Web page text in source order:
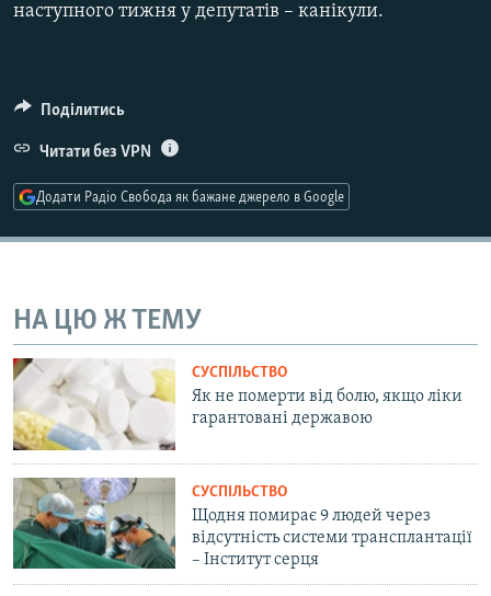
наступного тижня у депутатів – канікули.
Поділитись
Читати без VPN
Додати Радіо Свобода як бажане джерело в Google
НА ЦЮ Ж ТЕМУ
СУСПІЛЬСТВО
Як не померти від болю, якщо ліки
гарантовані державою
СУСПІЛЬСТВО
Щодня помирає 9 людей через
відсутність системи трансплантації
– Інститут серця